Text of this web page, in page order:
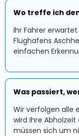
Wo treffe ich
Ihr Fahrer
Flughafens
einfachen
Was passiert,
Wir verfolgen alle
wird Ihre
müssen sich um